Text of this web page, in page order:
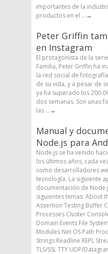
importantes de la
productos en el ...→
Peter Griffin
en Instagram
El protagonista de la
Familia, Peter Griffin ha
la red social de
de su vida, y a pesar de
ya ha superado los
dos semanas. Son unas
las ...→
Manual y
Node.js para
Node.js se ha venido
los últimos años, cada
como desarrolladores
tecnología. La siguiente
documentación de
siguientes temas: About
Assertion Testing Buffer
Processes Cluster
Domain Events File
Modules Net OS Path
Strings Readline REPL
TLS/SSL TTY UDP/